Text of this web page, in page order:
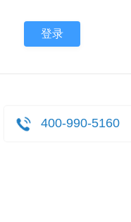
400-990-5160
登录